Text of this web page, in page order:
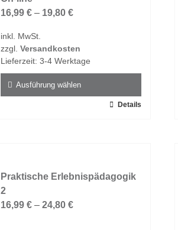
16,99 € – 19,80 €
inkl. MwSt.
zzgl. Versandkosten
Lieferzeit: 3-4 Werktage
Ausführung wählen
auf.
Die
Optionen
Details
Praktische Erlebnispädagogik
2
16,99 € – 24,80 €